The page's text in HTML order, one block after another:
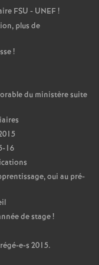
FSU - UNEF!
plus de
!
du ministère suite
16
oui au pré-
de stage!
e-s 2015.